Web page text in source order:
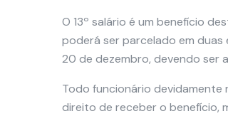
O 13º salário é um benefício
poderá ser parcelado em duas
20 de dezembro, devendo ser
Todo funcionário devidamente
direito de receber o benefício,